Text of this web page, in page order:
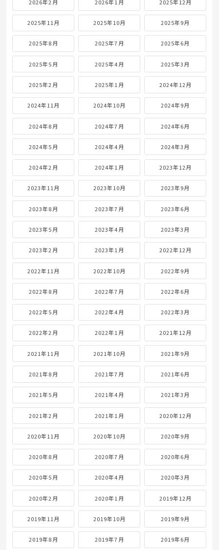
2026年2月 2026年1月 2025年12月
2025年11月 2025年10月 2025年9月
2025年8月 2025年7月 2025年6月
2025年5月 2025年4月 2025年3月
2025年2月 2025年1月 2024年12月
2024年11月 2024年10月 2024年9月
2024年8月 2024年7月 2024年6月
2024年5月 2024年4月 2024年3月
2024年2月 2024年1月 2023年12月
2023年11月 2023年10月 2023年9月
2023年8月 2023年7月 2023年6月
2023年5月 2023年4月 2023年3月
2023年2月 2023年1月 2022年12月
2022年11月 2022年10月 2022年9月
2022年8月 2022年7月 2022年6月
2022年5月 2022年4月 2022年3月
2022年2月 2022年1月 2021年12月
2021年11月 2021年10月 2021年9月
2021年8月 2021年7月 2021年6月
2021年5月 2021年4月 2021年3月
2021年2月 2021年1月 2020年12月
2020年11月 2020年10月 2020年9月
2020年8月 2020年7月 2020年6月
2020年5月 2020年4月 2020年3月
2020年2月 2020年1月 2019年12月
2019年11月 2019年10月 2019年9月
2019年8月 2019年7月 2019年6月